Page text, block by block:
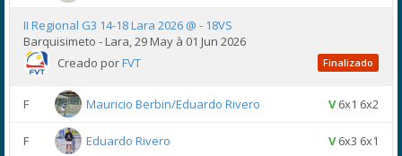
II Regional G3 14-18 Lara 2026 @ - 18VS
Barquisimeto - Lara, 29 May à 01 Jun 2026
Creado porFVT Finalizado
F Mauricio Berbin/Eduardo Rivero V6x1 6x2
F Eduardo Rivero V6x3 6x1